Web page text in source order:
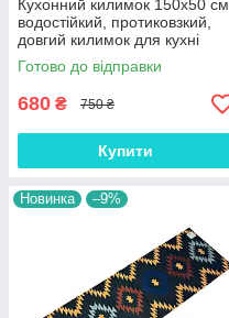
Кухонний килимок 150х50 см
водостійкий, протиковзкий,
довгий килимок для кухні
(КК41)
Готово до відправки
680 ₴ 750 ₴
Купити
Новинка –9%